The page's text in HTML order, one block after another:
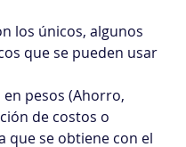
los únicos, algunos
que se pueden usar
pesos (Ahorro,
de costos o
que se obtiene con el